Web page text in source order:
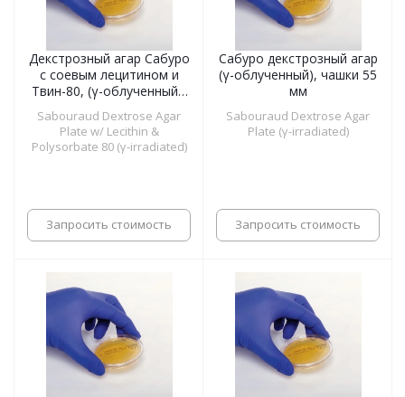
Декстрозный агар Сабуро
с соевым лецитином и
Твин-80, (γ-облученный),
чашки 55 мм
Sabouraud Dextrose Agar
Plate w/ Lecithin &
Polysorbate 80 (γ-irradiated)
Запросить стоимость
Сабуро декстрозный агар
(γ-облученный), чашки 55
мм
Sabouraud Dextrose Agar
Plate (γ-irradiated)
Запросить стоимость